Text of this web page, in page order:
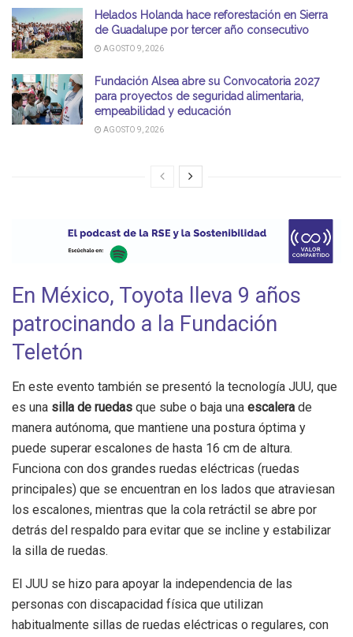
Helados Holanda hace reforestación en Sierra
de Guadalupe por tercer año consecutivo
AGOSTO 9, 2026
Fundación Alsea abre su Convocatoria 2027
para proyectos de seguridad alimentaria,
empeabilidad y educación
AGOSTO 9, 2026
En México, Toyota lleva 9 años
patrocinando a la Fundación
Teletón
En este evento también se presentó la tecnología JUU, que
es una silla de ruedas que sube o baja una escalera de
manera autónoma, que mantiene una postura óptima y
puede superar escalones de hasta 16 cm de altura.
Funciona con dos grandes ruedas eléctricas (ruedas
principales) que se encuentran en los lados que atraviesan
los escalones, mientras que la cola retráctil se abre por
detrás del respaldo para evitar que se incline y estabilizar
la silla de ruedas.
El JUU se hizo para apoyar la independencia de las
personas con discapacidad física que utilizan
habitualmente sillas de ruedas eléctricas o regulares, con